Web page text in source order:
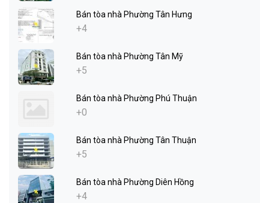
Bán tòa nhà Phường Tân Hưng
+4
Bán tòa nhà Phường Tân Mỹ
+5
Bán tòa nhà Phường Phú Thuận
+0
Bán tòa nhà Phường Tân Thuận
+5
Bán tòa nhà Phường Diên Hồng
+4